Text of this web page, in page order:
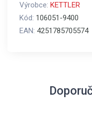
Výrobce: KETTLER
Kód: 106051-9400
EAN: 4251785705574